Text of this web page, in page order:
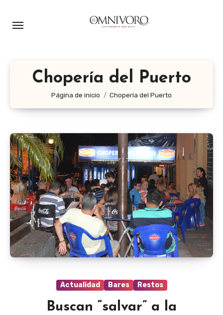
Chopería del Puerto
Página de inicio Chopería del Puerto
Actualidad Bares Restos
Buscan “salvar” a la